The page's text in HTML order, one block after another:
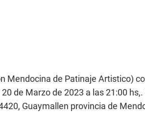
Mendocina de Patinaje Artistico)
de Marzo de 2023 a las 21:00
Guaymallen provincia de